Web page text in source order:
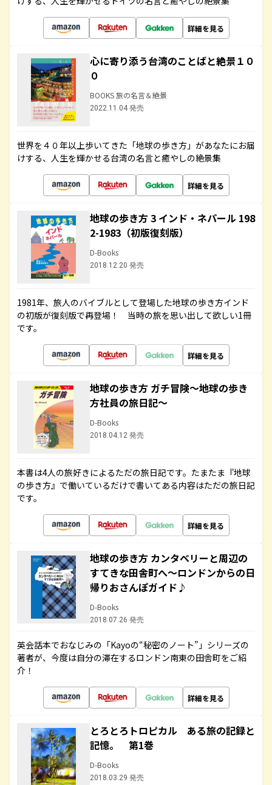
詳細を見る
心に寄り添う台湾のことばと絶景１０
０
BOOKS 旅の名言＆絶景
2022.11.04 発売
世界を４０年以上歩いてきた「地球の歩き方」があなたにお届
けする、人生を輝かせる台湾の名言と癒やしの絶景集
詳細を見る
地球の歩き方 3 インド・ネパール 198
2-1983（初版復刻版）
D-Books
2018.12.20 発売
1981年、旅人のバイブルとして登場した地球の歩き方インド
の初版が復刻版で再登場！ 当時の旅を思い出して欲しい1冊
です。
詳細を見る
地球の歩き方 ガチ冒険～地球の歩き
方社員の旅日記～
D-Books
2018.04.12 発売
本書は4人の旅好きによるただの旅日記です。たまたま『地球
の歩き方』で働いているだけで書いてある内容はただの旅日記
です。
詳細を見る
地球の歩き方 カンタベリーと周辺の
すてきな田舎町へ～ロンドンからの日
帰りおさんぽガイド♪
D-Books
2018.07.26 発売
英会話本でおなじみの「Kayoの“秘密のノート”」シリーズの
著者が、今度は自分の滞在するロンドン南東の田舎町をご紹
介！
詳細を見る
とろとろトロピカル ある旅の記録と
記憶。 第1巻
D-Books
2018.03.29 発売